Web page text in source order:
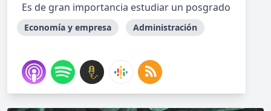
Es de gran importancia estudiar un posgrado
Economía y empresa Administración